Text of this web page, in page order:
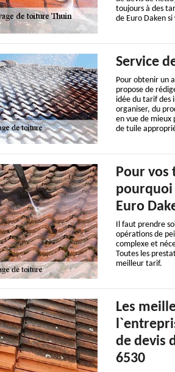
toujours à des
de Euro Daken
Service
Pour obtenir un
propose de
idée du tarif des
organiser, du
en vue de mieux
de tuile
Pour vos
pourquoi
Euro
Il faut prendre
opérations de
complexe et
Toutes les
meilleur tarif.
Les
de devis
6530